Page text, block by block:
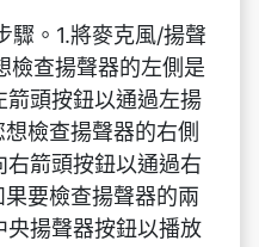
驟。1.將麥克風/揚聲
檢查揚聲器的左側是
頭按鈕以通過左揚
檢查揚聲器的右側
箭頭按鈕以通過右
要檢查揚聲器的兩
揚聲器按鈕以播放